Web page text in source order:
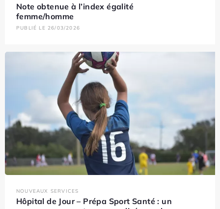
Note obtenue à l’index égalité
femme/homme
PUBLIÉ LE 26/03/2026
NOUVEAUX SERVICES
Hôpital de Jour – Prépa Sport Santé : un